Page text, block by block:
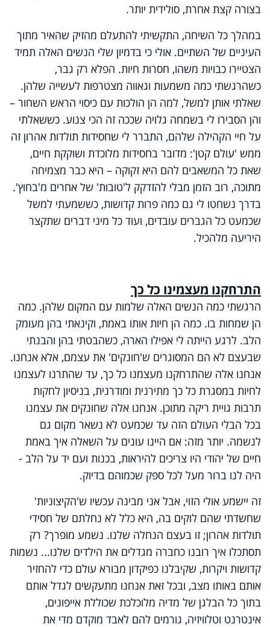
בצורה קצת אחרת, סולידית יותר.
במהלך כל השיחה, התקשיתי להתעלם מהזיק שהאיר מתוך
העיניים של השתיים. אולי כי בדמיון שלי הנשים האלה תמיד
הצטיירו כבויות משהו, חסרות חיות. הפלא רק גבר,
כשהרגשתי כמה משמעות וגאווה מצטרפות לעשייה שלהן.
שאלתי אותן למשל, למה הן הולכות עם כיסוי הראש השחור –
והן הסבירו לי בשמחה גלויה שככה זה הכי צנוע. כששאלתי
על חיי הקהילה שלהם, התברר לי שחסידות תולדות אהרון זה
ממש 'עולם קטן': מדובר בחסידות מלוכדת ושוקקת חיים,
שאת כל המשאבים להם היא זקוקה – היא כבר מצמיחה
מתוכה, רוב הזמן מבלי להזדקק ל'טובות' של אחרים מ'בחוץ'.
בדרך נשחטו לי גם כמה פרות קדושות, כששמעתי למשל
שכמעט כל הגברים עובדים, ועוד כל מיני דברים שתקצר
היריעה מלהכיל.
התרחקנו מעצמינו כל כך
הרגשתי כמה הנשים האלה שלמות עם המקום שלהן. כמה
הן שמחות בו. כמה הן חיות אותו באמת, וקינאתי בהן מעומק
הלב. לרגע הייתה לי אפילו הארה, כשהבטתי בהן והבנתי
שבעצם לא הם המסוגרים ש'חונקים' את עצמם, אלא אנחנו.
אנחנו אלה שהתרחקנו מעצמנו כל כך, עד שהתרנו לעצמנו
לחיות במסגרת כל כך מתירנית ומודרנית, בניסיון לחקות
תרבות גויית ריקה מתוכן. אנחנו אלה שחונקים את עצמנו
בכל הבלי העולם הזה עד שכמעט לא נשאר מקום גם
לנשמה. יותר מזה: אם היינו עונים על השאלה איך באמת
חיים של יהודי היו צריכים להיראות, בכנות ועם יד על הלב -
היה לנו ברור מעל לכל ספק שכמוהם בדיוק.
זה יישמע אולי הזוי, אבל אני מבינה עכשיו ש'הקיצוניות'
שחשדתי שהם לוקים בה, היא כלל לא נחלתם של חסידי
תולדות אהרון; זו בעצם הנחלה שלנו. נשמע מופרך? רק
תסתכלו איך רובנו כחברה מגדלים את הילדים שלנו... נשמות
קדושות ויקרות, שקיבלנו כפיקדון מבורא עולם כדי להחזיר
אותם באותו מצב, ובכל זאת אנחנו מתעקשים לגדל אותם
בתוך כל הבלגן של מדיה מלוכלכת שכוללת אייפונים,
אינטרנט וטלוויזיה, גורמים להם לאבד מוקדם מדי את